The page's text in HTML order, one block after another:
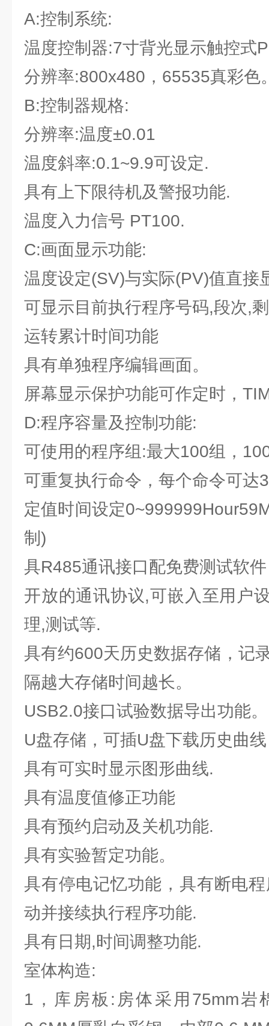
A:控制系统:
温度控制器:7寸背光显示触控式
分辨率:800x480，65535真彩色
B:控制器规格:
分辨率:温度±0.01
温度斜率:0.1~9.9可设定.
具有上下限待机及警报功能.
温度入力信号 PT100.
C:画面显示功能:
温度设定(SV)与实际(PV)值直接
可显示目前执行程序号码,段次,
运转累计时间功能
具有单独程序编辑画面。
屏幕显示保护功能可作定时，
D:程序容量及控制功能:
可使用的程序组:最大100组，
可重复执行命令，每个命令可达
定值时间设定
制)
具R485通讯接口配免费测试软件
开放的通讯协议,可嵌入至用户
理,测试等.
具有约600天历史数据存储，记
隔越大存储时间越长。
USB2.0接口试验数据导出功能。
U盘存储，可插U盘下载历史曲
具有可实时显示图形曲线.
具有温度值修正功能
具有预约启动及关机功能.
具有实验暂定功能。
具有停电记忆功能，具有断电
动并接续执行程序功能.
具有日期,时间调整功能.
室体构造:
1，库房板:房体采用75mm岩